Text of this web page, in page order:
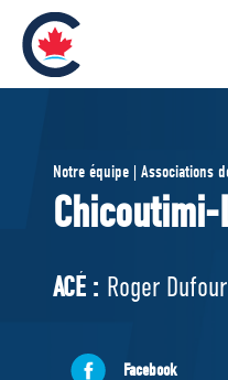
ÉQUIPE
Pierre Poilievre
Vos députés
Cabinet fantôme
Exécutif national
Notre équipe | Associations
ACÉ : Roger Dufour
Facebook